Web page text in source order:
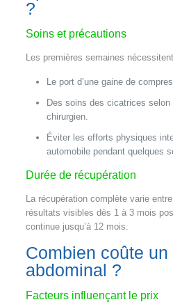
?
Soins et précautions
Les premières semaines
Le port d’une gaine de
Des soins des cicatrices
chirurgien.
Éviter les efforts physiques
automobile pendant quelques
Durée de récupération
La récupération complète varie
résultats visibles dès 1 à 3 mois
continue jusqu’à 12 mois.
Combien coûte
abdominal ?
Facteurs influençant le prix